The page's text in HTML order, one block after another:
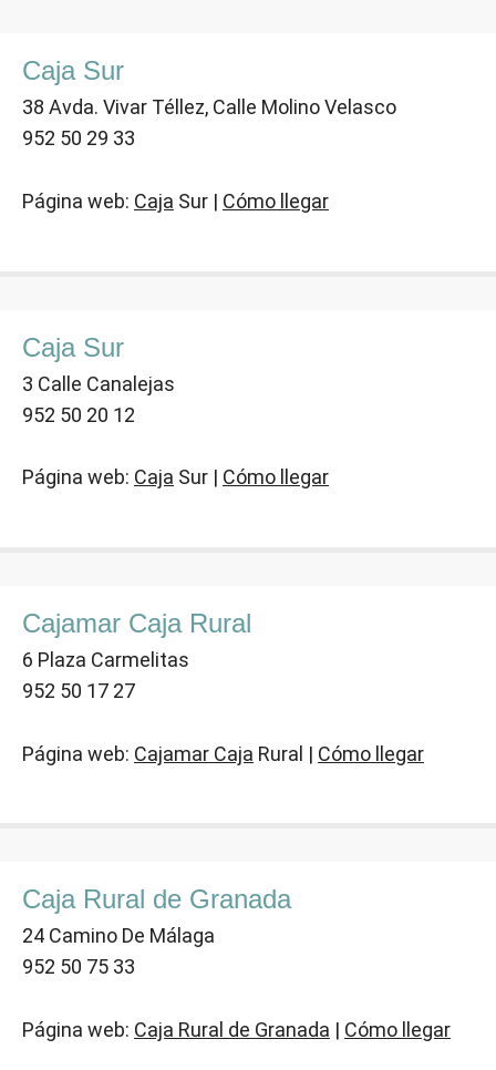
Caja Sur
38 Avda. Vivar Téllez, Calle Molino Velasco
952 50 29 33
Página web: Caja Sur | Cómo llegar
Caja Sur
3 Calle Canalejas
952 50 20 12
Página web: Caja Sur | Cómo llegar
Cajamar Caja Rural
6 Plaza Carmelitas
952 50 17 27
Página web: Cajamar Caja Rural | Cómo llegar
Caja Rural de Granada
24 Camino De Málaga
952 50 75 33
Página web: Caja Rural de Granada | Cómo llegar